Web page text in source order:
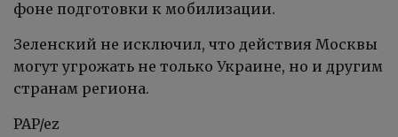
фоне подготовки к мобилизации.
Зеленский не исключил, что действия Москвы
могут угрожать не только Украине, но и другим
странам региона.
PAP/ez